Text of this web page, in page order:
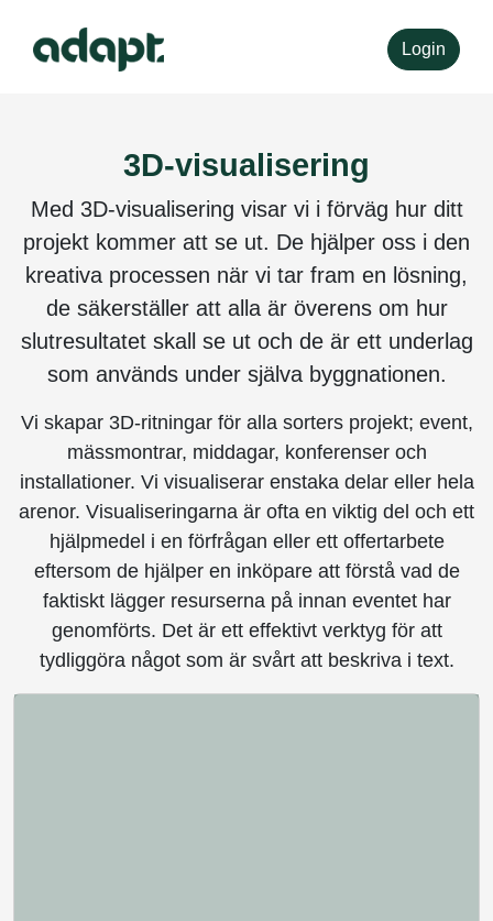
Login
3D-visualisering
Med 3D-visualisering visar vi i förväg hur ditt
projekt kommer att se ut. De hjälper oss i den
kreativa processen när vi tar fram en lösning,
de säkerställer att alla är överens om hur
slutresultatet skall se ut och de är ett underlag
som används under själva byggnationen.
Vi skapar 3D-ritningar för alla sorters projekt; event,
mässmontrar, middagar, konferenser och
installationer. Vi visualiserar enstaka delar eller hela
arenor. Visualiseringarna är ofta en viktig del och ett
hjälpmedel i en förfrågan eller ett offertarbete
eftersom de hjälper en inköpare att förstå vad de
faktiskt lägger resurserna på innan eventet har
genomförts. Det är ett effektivt verktyg för att
tydliggöra något som är svårt att beskriva i text.